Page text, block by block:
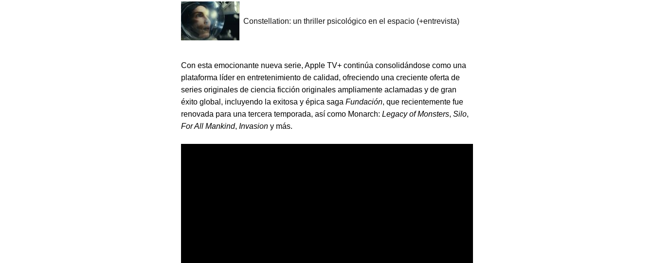
Con esta emocionante nueva serie, Apple TV+ continúa consolidándose como una
plataforma líder en entretenimiento de calidad, ofreciendo una creciente oferta de
series originales de ciencia ficción originales ampliamente aclamadas y de gran
éxito global, incluyendo la exitosa y épica saga Fundación, que recientemente fue
renovada para una tercera temporada, así como Monarch: Legacy of Monsters, Silo,
For All Mankind, Invasion y más.